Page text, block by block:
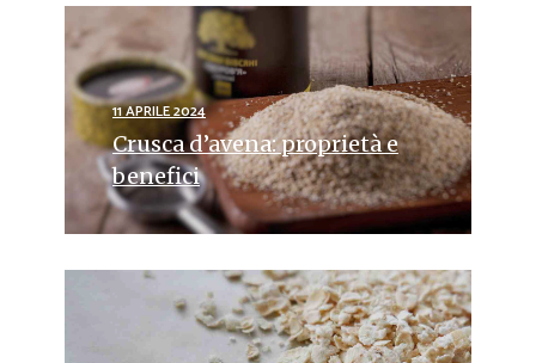
11 APRILE 2024
Crusca d’avena: proprietà e
benefici